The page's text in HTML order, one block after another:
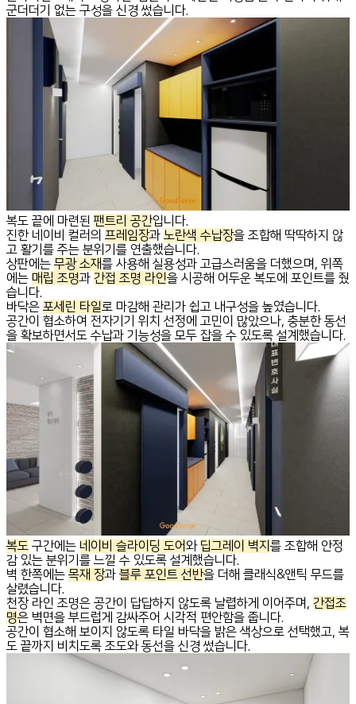
군더더기 없는 구성을 신경 썼습니다.
복도 끝에 마련된 팬트리 공간입니다.
진한 네이비 컬러의 프레임장과 노란색 수납장을 조합해 딱딱하지 않
고 활기를 주는 분위기를 연출했습니다.
상판에는 무광 소재를 사용해 실용성과 고급스러움을 더했으며, 위쪽
에는 매립 조명과 간접 조명 라인을 시공해 어두운 복도에 포인트를 줬
습니다.
바닥은 포세린 타일로 마감해 관리가 쉽고 내구성을 높였습니다.
공간이 협소하여 전자기기 위치 선정에 고민이 많았으나, 충분한 동선
을 확보하면서도 수납과 기능성을 모두 잡을 수 있도록 설계했습니다.
복도 구간에는 네이비 슬라이딩 도어와 딥그레이 벽지 를 조합해 안정
감 있는 분위기를 느낄 수 있도록 설계했습니다.
벽 한쪽에는 목재 장과 블루 포인트 선반을 더해 클래식&앤틱 무드를
살렸습니다.
천장 라인 조명은 공간이 답답하지 않도록 날렵하게 이어주며, 간접조
명은 벽면을 부드럽게 감싸주어 시각적 편안함을 줍니다.
공간이 협소해 보이지 않도록 타일 바닥을 밝은 색상으로 선택했고, 복
도 끝까지 비치도록 조도와 동선을 신경 썼습니다.